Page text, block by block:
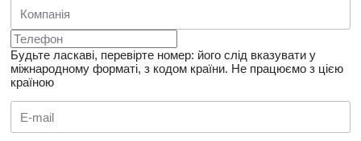
Будьте ласкаві, перевірте номер: його слід вказувати у
міжнародному форматі, з кодом країни. Не працюємо з цією
країною